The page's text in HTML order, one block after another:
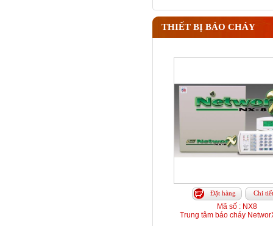
THIẾT BỊ BÁO CHÁY
Đặt hàng Chi tiết
Mã số : NX8
Trung tâm báo cháy